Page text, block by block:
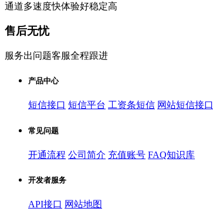
通道多速度快体验好稳定高
售后无忧
服务出问题客服全程跟进
产品中心
短信接口 短信平台 工资条短信 网站短信接口
常见问题
开通流程 公司简介 充值账号 FAQ知识库
开发者服务
API接口 网站地图